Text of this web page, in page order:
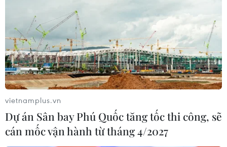
vietnamplus.vn
Dự án Sân bay Phú Quốc tăng tốc thi công, sẽ
cán mốc vận hành từ tháng 4/2027